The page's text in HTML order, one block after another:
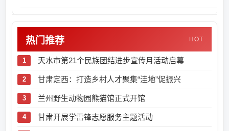
热门推荐 HOT
天水市第21个民族团结进步宣传月活动启幕
甘肃定西：打造乡村人才聚集“洼地”促振兴
兰州野生动物园熊猫馆正式开馆
甘肃开展学雷锋志愿服务主题活动